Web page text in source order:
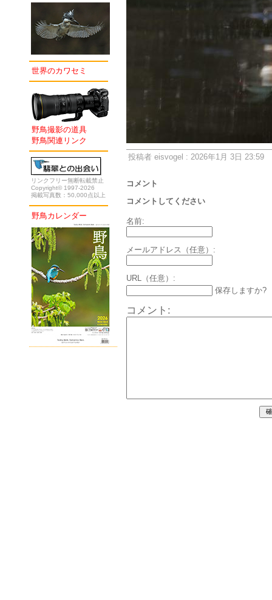
世界のカワセミ
野鳥撮影の道具
野鳥関連リンク
リンクフリー無断転載禁止
Copyright© 1997-2026
掲載写真数：50,000点以上
野鳥カレンダー
投稿者 eisvogel : 2026年1月 3日 23:59
コメント
コメントしてください
名前:
メールアドレス（任意）:
URL（任意）:
保存しますか?
コメント: